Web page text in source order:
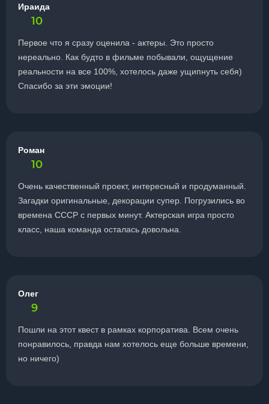
Ираида
10
Первое что я сразу оценила - актеры. Это просто
нереально. Как будто в фильме побывали, ощущение
реальности на все 100%, хотелось даже ущипнуть себя)
Спасибо за эти эмоции!
Роман
10
Очень качественный проект, интересный и продуманный.
Загадки оригинальные, декорации супер. Погрузились во
времена СССР с первых минут. Актерская игра просто
класс, наша команда осталась довольна.
Олег
9
Пошли на этот квест в рамках корпоратива. Всем очень
понравилось, правда нам хотелось еще больше времени,
но ничего)